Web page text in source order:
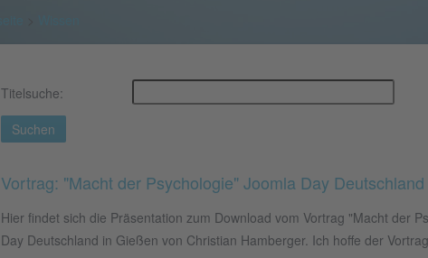
Titelsuche:
Suchen
Vortrag: "Macht der Psychologie" Joomla Day
Hier findet sich die Präsentation zum Download vom Vortrag "Macht der
Day Deutschland in Gießen von Christian Hamberger. Ich hoffe der